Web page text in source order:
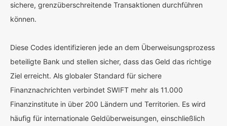
sichere, grenzüberschreitende Transaktionen durchführen
können.
Diese Codes identifizieren jede an dem Überweisungsprozess
beteiligte Bank und stellen sicher, dass das Geld das richtige
Ziel erreicht. Als globaler Standard für sichere
Finanznachrichten verbindet SWIFT mehr als 11.000
Finanzinstitute in über 200 Ländern und Territorien. Es wird
häufig für internationale Geldüberweisungen, einschließlich